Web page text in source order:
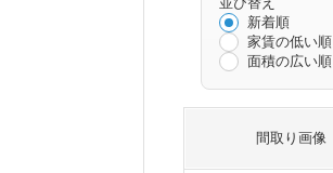
新着順
家賃の低い順
面積の広い順
間取り画像